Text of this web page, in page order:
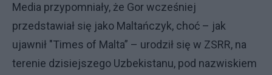
Media przypomniały, że Gor wcześniej
przedstawiał się jako Maltańczyk, choć – jak
ujawnił "Times of Malta” – urodził się w ZSRR, na
terenie dzisiejszego Uzbekistanu, pod nazwiskiem